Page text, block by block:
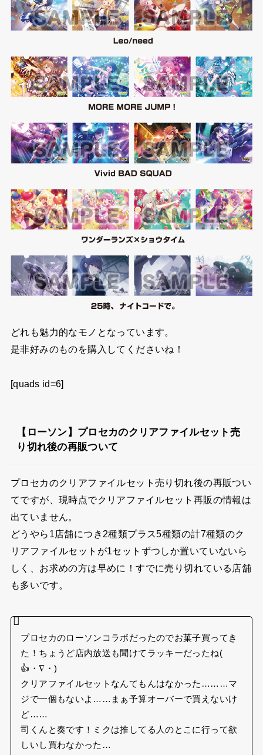
どれも魅力的なモノとなっています。
是非好みのものを購入してくださいね！
[quads id=6]
【ローソン】プロセカのクリアファイルセット売
り切れ後の再販ついて
プロセカのクリアファイルセット売り切れ後の再販つい
てですが、現時点でクリアファイルセット再販の情報は
出ていません。
どうやら1店舗につき2種類プラス5種類の計7種類のク
リアファイルセットが1セットずつしか置いていないら
しく、お求めの方は早めに！すでに売り切れている店舗
も多いです。
プロセカのローソンコラボだったのでお菓子買ってき
た！ちょうど店内放送も聞けてラッキーだったね(
👍・∇・)
クリアファイルセットなんてもんはなかった………マ
ジで一個もないよ……まぁ予算オーバーで買えないけ
ど……
司くんと奏です！ミクは推してる人のとこに行って欲
しいし買わなかった…